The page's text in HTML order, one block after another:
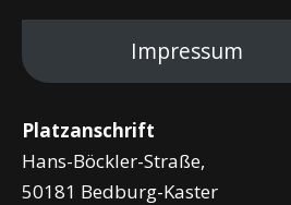
Impressum
Platzanschrift
Hans-Böckler-Straße,
50181 Bedburg-Kaster